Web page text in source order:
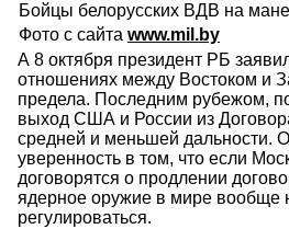
Бойцы белорусских ВДВ на
Фото с сайта www.mil.by
А 8 октября президент РБ
отношениях между Востоком и
предела. Последним рубежом,
выход США и России из
средней и меньшей дальности.
уверенность в том, что если
договорятся о продлении
ядерное оружие в мире вообще
регулироваться.